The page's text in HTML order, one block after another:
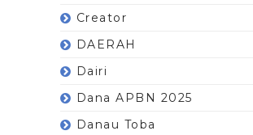
Creator
DAERAH
Dairi
Dana APBN 2025
Danau Toba